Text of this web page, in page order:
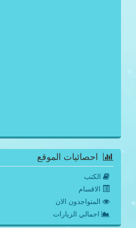
احصائيات الموقع
الكتب
الاقسام
المتواجدون الان
اجمالي الزيارات